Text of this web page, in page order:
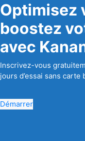
Optimisez
boostez
avec
Inscrivez-vous
jours d’essai sans carte
Démarrer